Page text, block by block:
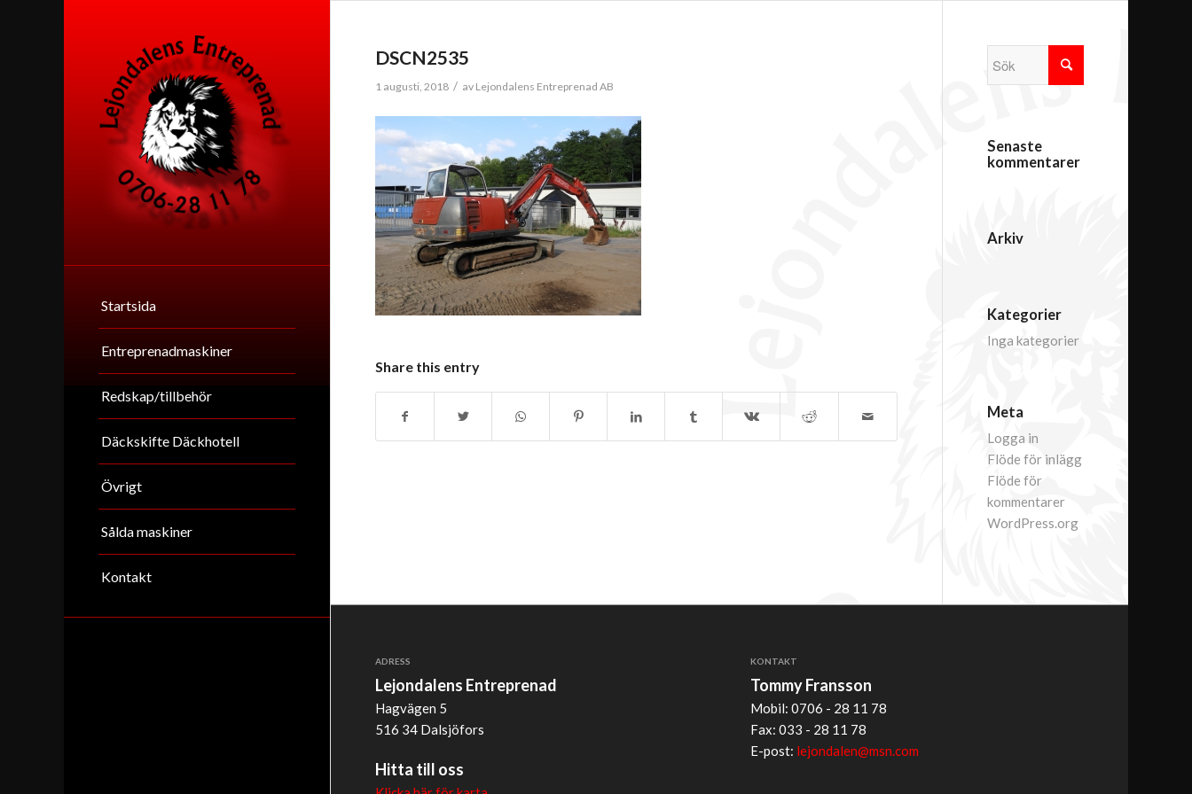
Startsida
Entreprenadmaskiner
Redskap/tillbehör
Däckskifte Däckhotell
Övrigt
Sålda maskiner
Kontakt
DSCN2535
1 augusti, 2018 / av Lejondalens Entreprenad AB
Share this entry
Senaste
kommentarer
Arkiv
Kategorier
Inga kategorier
Meta
Logga in
Flöde för inlägg
Flöde för
kommentarer
WordPress.org
ADRESS
Lejondalens Entreprenad
Hagvägen 5
516 34 Dalsjöfors
Hitta till oss
KONTAKT
Tommy Fransson
Mobil: 0706 - 28 11 78
Fax: 033 - 28 11 78
E-post: lejondalen@msn.com